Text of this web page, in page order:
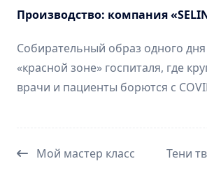
Производство: компания
Собирательный образ одного
«красной зоне» госпиталя, где
врачи и пациенты борются с
Мой мастер класс Тени